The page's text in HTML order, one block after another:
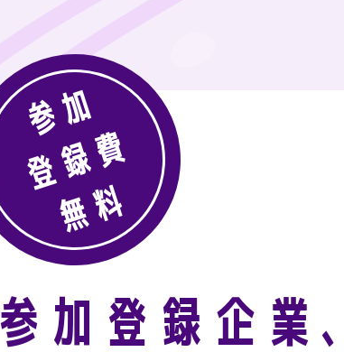
参加
登録費
無料
参加登録企業